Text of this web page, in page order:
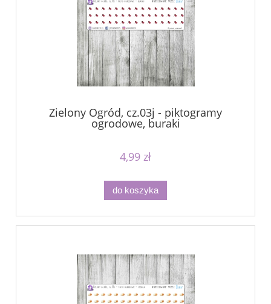
Zielony Ogród, cz.03j - piktogramy
ogrodowe, buraki
4,99 zł
do koszyka